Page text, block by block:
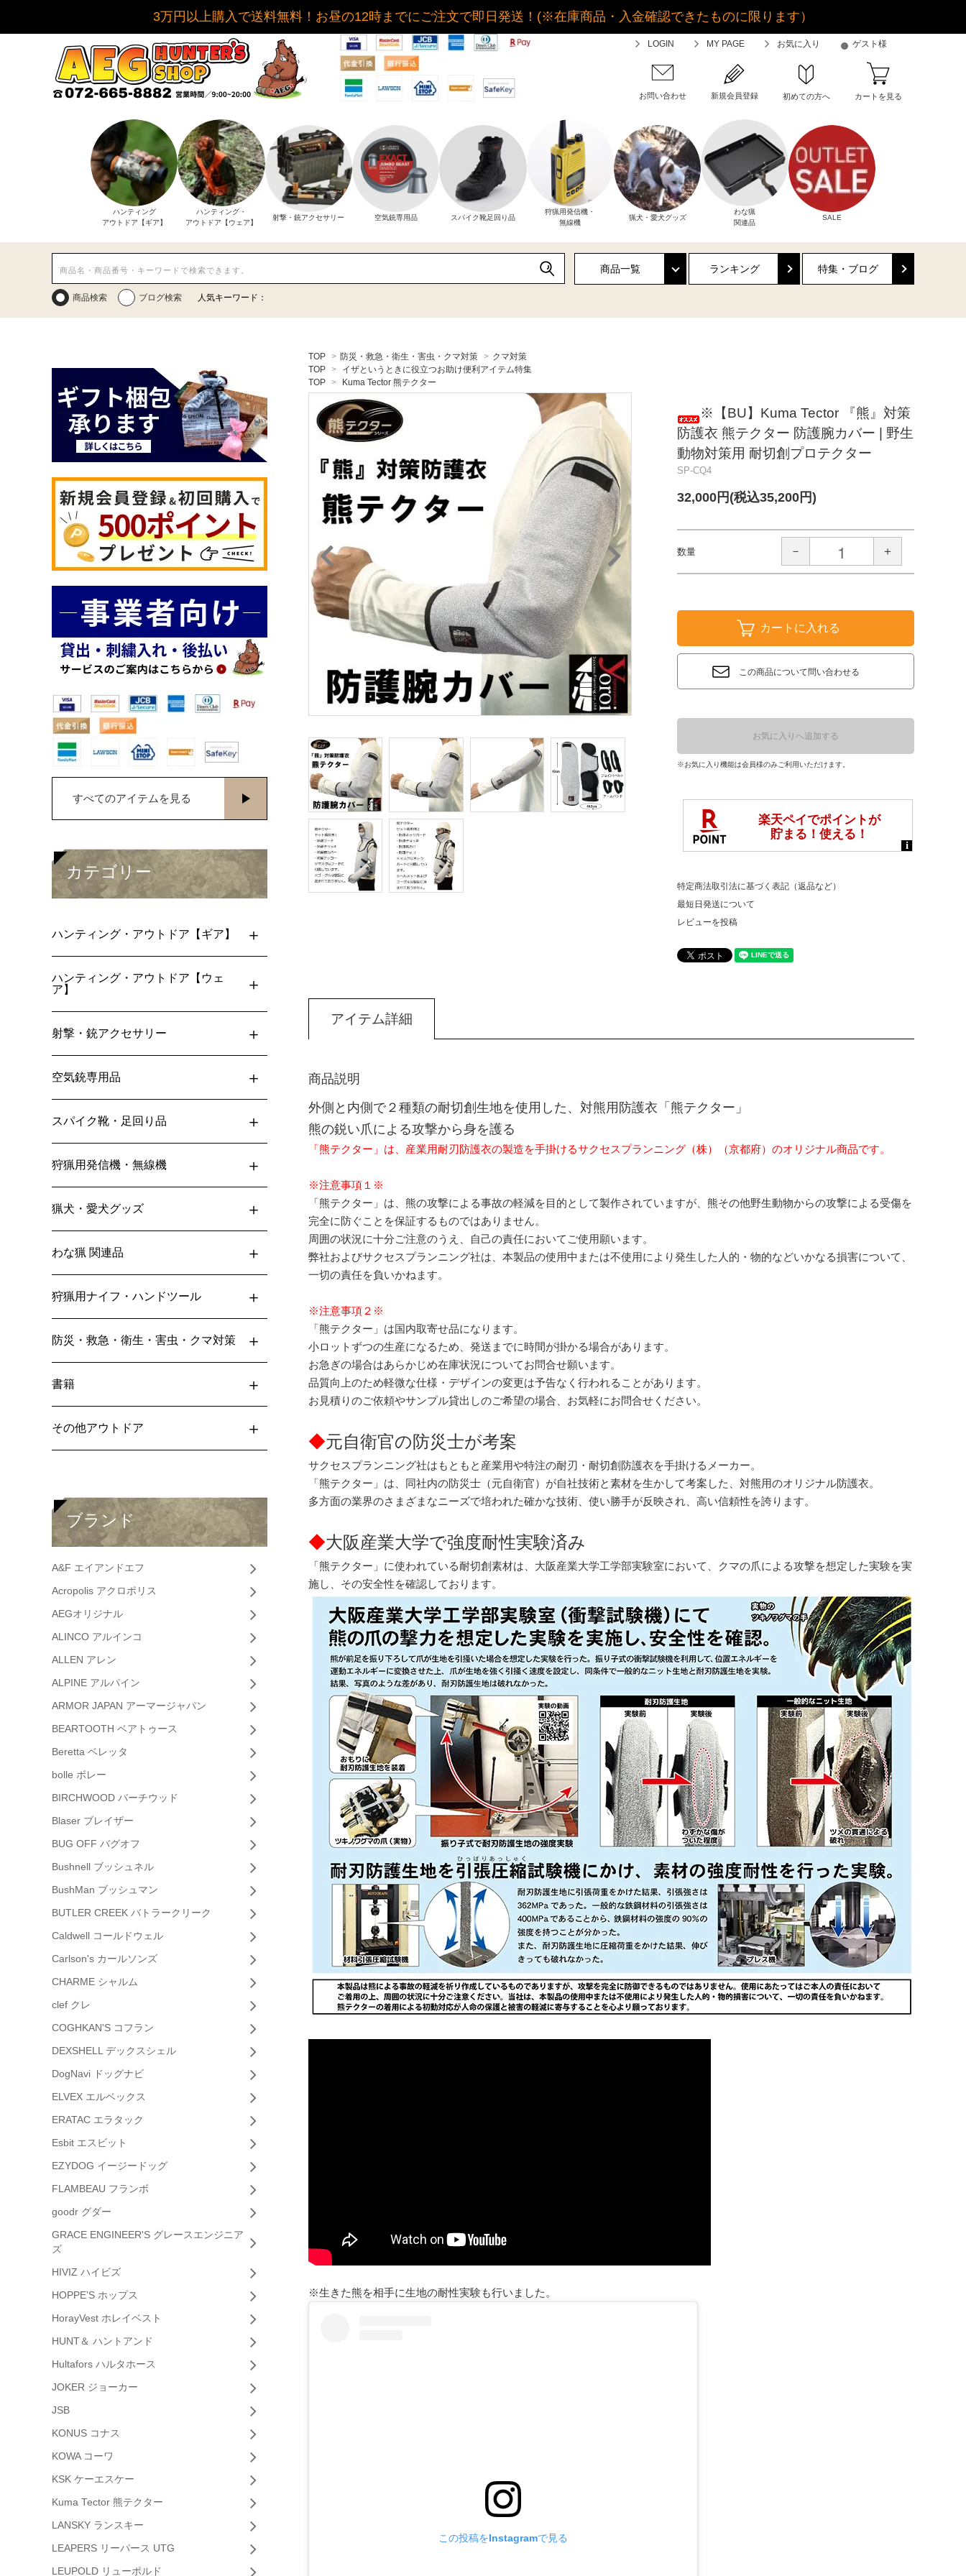
3万円以上購入で送料無料！お昼の12時までにご注文で即日発送！(※在庫商品・入金確認できたものに限ります）
LOGIN MY PAGE お気に入り ゲスト様
お問い合わせ 新規会員登録 初めての方へ カートを見る
ハンティング
アウトドア【ギア】
ハンティング・
アウトドア【ウェア】
射撃・銃アクセサリー 空気銃専用品 スパイク靴足回り品
狩猟用発信機・
無線機
猟犬・愛犬グッズ
わな猟
関連品
SALE
商品一覧 ランキング 特集・ブログ
商品検索 ブログ検索 人気キーワード：
TOP > 防災・救急・衛生・害虫・クマ対策 > クマ対策
TOP >
イザというときに役立つお助け便利アイテム特集
TOP > Kuma Tector 熊テクター
※【BU】Kuma Tector 『熊』対策
防護衣 熊テクター 防護腕カバー | 野生
動物対策用 耐切創プロテクター
SP-CQ4
32,000円(税込35,200円)
数量 ＋
－
カートに入れる
この商品について問い合わせる
お気に入りへ追加する
※お気に入り機能は会員様のみご利用いただけます。
特定商法取引法に基づく表記（返品など）
最短日発送について
レビューを投稿
アイテム詳細
商品説明
外側と内側で２種類の耐切創生地を使用した、対熊用防護衣「熊テクター」
熊の鋭い爪による攻撃から身を護る
「熊テクター」は、産業用耐刃防護衣の製造を手掛けるサクセスプランニング（株）（京都府）のオリジナル商品です。
※注意事項１※
「熊テクター」は、熊の攻撃による事故の軽減を目的として製作されていますが、熊その他野生動物からの攻撃による受傷を
完全に防ぐことを保証するものではありません。
周囲の状況に十分ご注意のうえ、自己の責任においてご使用願います。
弊社およびサクセスプランニング社は、本製品の使用中または不使用により発生した人的・物的などいかなる損害について、
一切の責任を負いかねます。
※注意事項２※
「熊テクター」は国内取寄せ品になります。
小ロットずつの生産になるため、発送までに時間が掛かる場合があります。
お急ぎの場合はあらかじめ在庫状況についてお問合せ願います。
品質向上のため軽微な仕様・デザインの変更は予告なく行われることがあります。
お見積りのご依頼やサンプル貸出しのご希望の場合、お気軽にお問合せください。
◆元自衛官の防災士が考案
サクセスプランニング社はもともと産業用や特注の耐刃・耐切創防護衣を手掛けるメーカー。
「熊テクター」は、同社内の防災士（元自衛官）が自社技術と素材を生かして考案した、対熊用のオリジナル防護衣。
多方面の業界のさまざまなニーズで培われた確かな技術、使い勝手が反映され、高い信頼性を誇ります。
◆大阪産業大学で強度耐性実験済み
「熊テクター」に使われている耐切創素材は、大阪産業大学工学部実験室において、クマの爪による攻撃を想定した実験を実
施し、その安全性を確認しております。
※生きた熊を相手に生地の耐性実験も行いました。
この投稿をInstagramで見る
すべてのアイテムを見る
カテゴリー
ハンティング・アウトドア【ギア】
ハンティング・アウトドア【ウェ
ア】
射撃・銃アクセサリー
空気銃専用品
スパイク靴・足回り品
狩猟用発信機・無線機
猟犬・愛犬グッズ
わな猟 関連品
狩猟用ナイフ・ハンドツール
防災・救急・衛生・害虫・クマ対策
書籍
その他アウトドア
ブランド
A&F エイアンドエフ
Acropolis アクロポリス
AEGオリジナル
ALINCO アルインコ
ALLEN アレン
ALPINE アルパイン
ARMOR JAPAN アーマージャパン
BEARTOOTH ベアトゥース
Beretta ベレッタ
bolle ボレー
BIRCHWOOD バーチウッド
Blaser ブレイザー
BUG OFF バグオフ
Bushnell ブッシュネル
BushMan ブッシュマン
BUTLER CREEK バトラークリーク
Caldwell コールドウェル
Carlson's カールソンズ
CHARME シャルム
clef クレ
COGHKAN'S コフラン
DEXSHELL デックスシェル
DogNavi ドッグナビ
ELVEX エルベックス
ERATAC エラタック
Esbit エスビット
EZYDOG イージードッグ
FLAMBEAU フランボ
goodr グダー
GRACE ENGINEER'S グレースエンジニア
ズ
HIVIZ ハイビズ
HOPPE’S ホップス
HorayVest ホレイベスト
HUNT＆ ハントアンド
Hultafors ハルタホース
JOKER ジョーカー
JSB
KONUS コナス
KOWA コーワ
KSK ケーエスケー
Kuma Tector 熊テクター
LANSKY ランスキー
LEAPERS リーパース UTG
LEUPOLD リューポルド